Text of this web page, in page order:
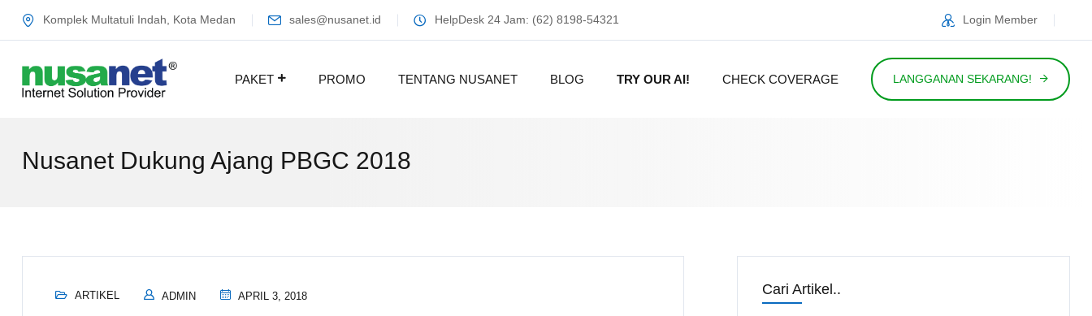
Komplek Multatuli Indah, Kota Medan sales@nusanet.id HelpDesk 24 Jam: (62) 8198-54321 Login Member
PAKET PROMO TENTANG NUSANET BLOG TRY OUR AI! CHECK COVERAGE LANGGANAN SEKARANG!
Nusanet Dukung Ajang PBGC 2018
ARTIKEL ADMIN APRIL 3, 2018 Cari Artikel..